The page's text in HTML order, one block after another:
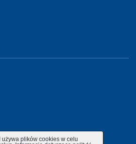
używa plików cookies w celu